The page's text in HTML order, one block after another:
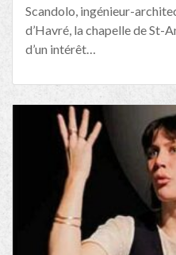
Scandolo, ingénieur-
d’Havré, la chapelle de St-
d’un intérêt…